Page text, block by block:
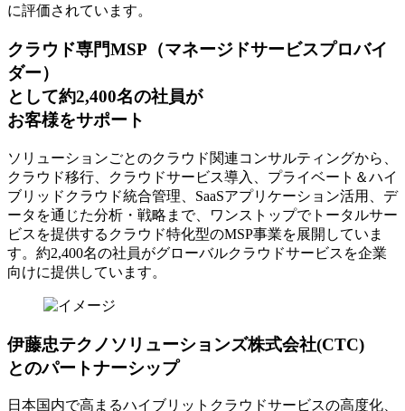
に評価されています。
クラウド専門MSP （マネージドサービスプロバイ
ダー）
として約2,400名の社員が
お客様をサポート
ソリューションごとのクラウド関連コンサルティングから、
クラウド移行、クラウドサービス導入、プライベート＆ハイ
ブリッドクラウド統合管理、SaaSアプリケーション活用、デ
ータを通じた分析・戦略まで、ワンストップでトータルサー
ビスを提供するクラウド特化型のMSP事業を展開していま
す。約2,400名の社員がグローバルクラウドサービスを企業
向けに提供しています。
伊藤忠テクノソリューションズ株式会社(CTC)
とのパートナーシップ
日本国内で高まるハイブリットクラウドサービスの高度化、